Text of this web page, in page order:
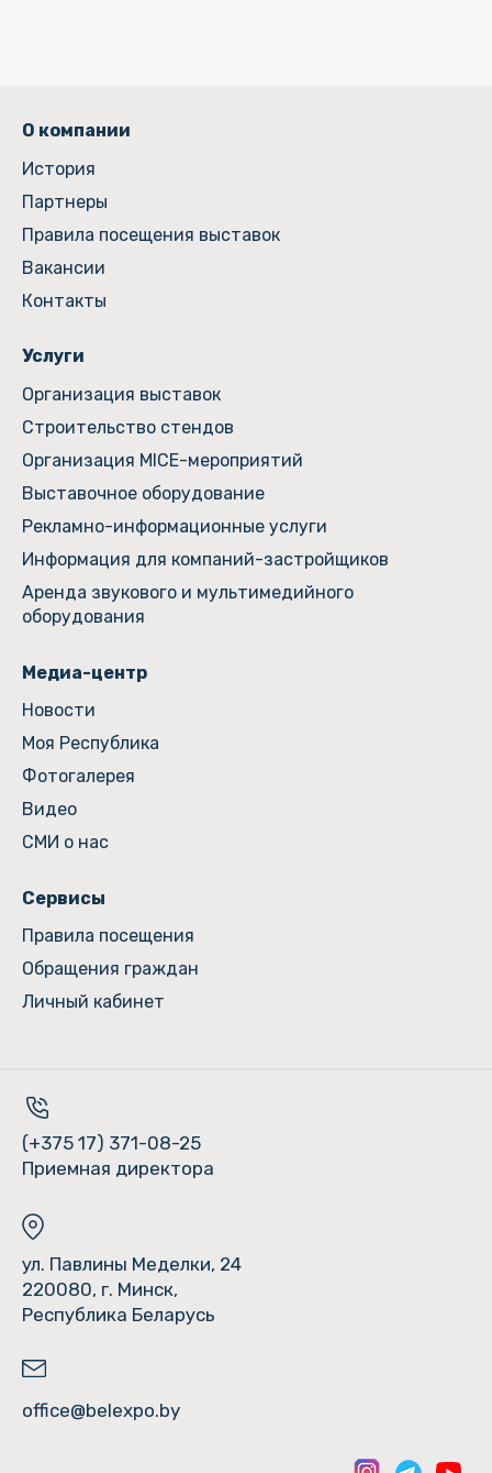
О компании
История
Партнеры
Правила посещения выставок
Вакансии
Контакты
Услуги
Организация выставок
Строительство стендов
Организация MICE-мероприятий
Выставочное оборудование
Рекламно-информационные услуги
Информация для компаний-застройщиков
Аренда звукового и мультимедийного
оборудования
Медиа-центр
Новости
Моя Республика
Фотогалерея
Видео
СМИ о нас
Сервисы
Правила посещения
Обращения граждан
Личный кабинет
(+375 17) 371-08-25
Приемная директора
ул. Павлины Меделки, 24
220080, г. Минск,
Республика Беларусь
office@belexpo.by